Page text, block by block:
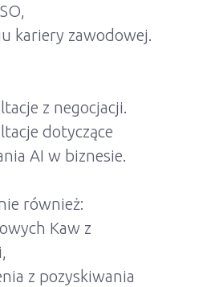
kariery zawodowej.
z negocjacji.
dotyczące
AI w biznesie.
również:
Kaw z
z pozyskiwania